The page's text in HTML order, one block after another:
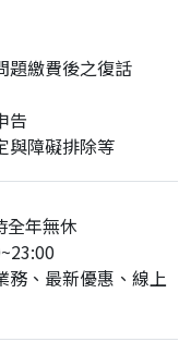
題繳費後之復話
告
與障礙排除等
全年無休
務、最新優惠、線上